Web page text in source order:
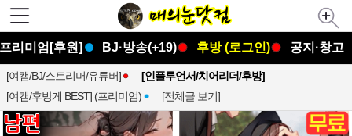
프리미엄[후원] BJ·방송(+19) 후방 (로그인) 공지·창고
[여캠/BJ/스트리머/유튜버]
[인플루언서/치어리더/후방]
[여캠/후방게 BEST] (프리미엄)
[전체글 보기]